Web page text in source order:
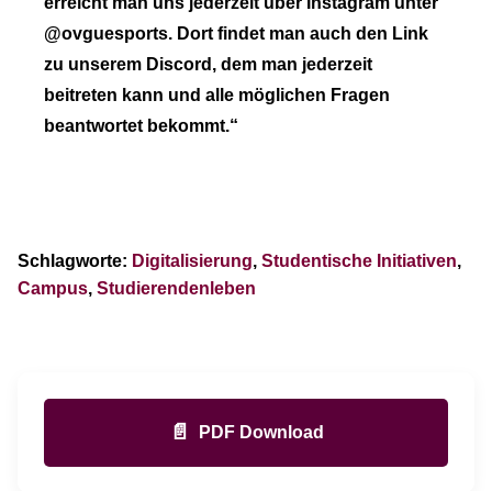
@ovguesports. Dort findet man auch den Link
zu unserem Discord, dem man jederzeit
beitreten kann und alle möglichen Fragen
beantwortet bekommt.“
Schlagworte: Digitalisierung, Studentische Initiativen,
Campus, Studierendenleben
📄 PDF Download